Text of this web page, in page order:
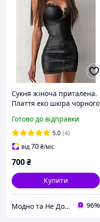
Сукня жіноча приталена.
Плаття еко шкіра чорного
Розмір: 42-44; 46-48
Готово до відправки
5.0 (4)
від70₴/міс
700₴
Купити
Модно та Не Дорого 96%